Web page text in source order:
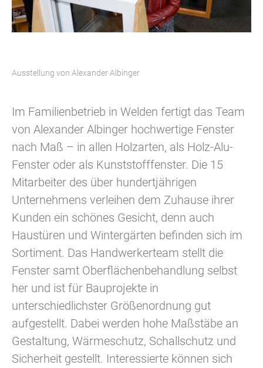
Ausstellung von Alexander Albinger
Im Familienbetrieb in Welden fertigt das Team
von Alexander Albinger hochwertige Fenster
nach Maß – in allen Holzarten, als Holz-Alu-
Fenster oder als Kunststofffenster. Die 15
Mitarbeiter des über hundertjährigen
Unternehmens verleihen dem Zuhause ihrer
Kunden ein schönes Gesicht, denn auch
Haustüren und Wintergärten befinden sich im
Sortiment. Das Handwerkerteam stellt die
Fenster samt Oberflächenbehandlung selbst
her und ist für Bauprojekte in
unterschiedlichster Größenordnung gut
aufgestellt. Dabei werden hohe Maßstäbe an
Gestaltung, Wärmeschutz, Schallschutz und
Sicherheit gestellt. Interessierte können sich